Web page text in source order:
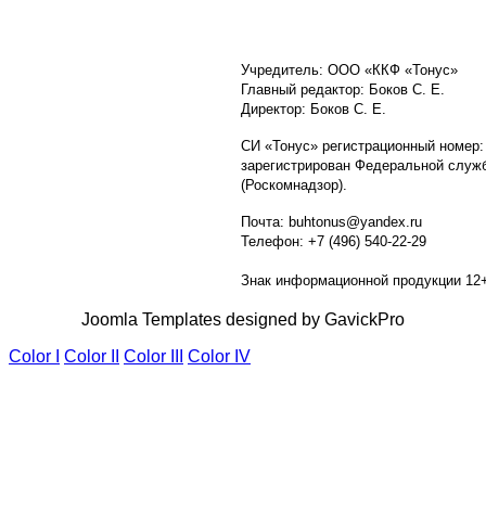
Учредитель: ООО «ККФ «Тонус»
Главный редактор: Боков С. Е.
Директор: Боков С. Е.
СИ «Тонус» регистрационный
зарегистрирован Федеральной
(Роскомнадзор).
Почта: buhtonus@yandex.ru
Телефон: +7 (496) 540-22-29
Знак информационной продукции
Joomla Templates designed by GavickPro
Color I
Color II Color III Color IV